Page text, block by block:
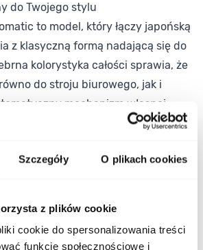
Szczegóły O plikach cookies
z plików cookie
cookie do spersonalizowania treści
funkcje społecznościowe i
do Twojego stylu
to model, który łączy japońską
z klasyczną formą nadającą się do
kolorystyka całości sprawia, że
do stroju biurowego, jak i
mechanizm własnej
gwarancja niezawodności
Jeśli szukasz